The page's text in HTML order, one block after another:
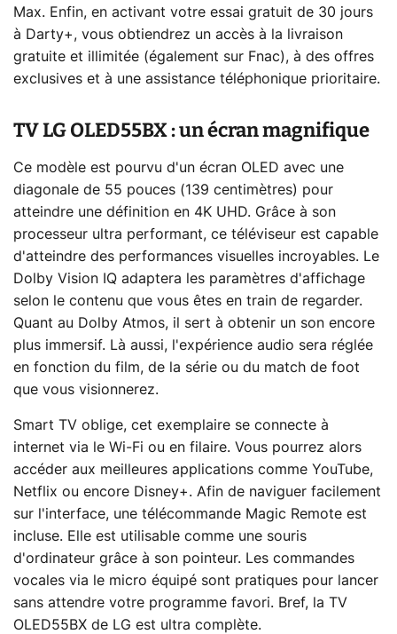
Max. Enfin, en activant votre essai gratuit de 30 jours
à Darty+, vous obtiendrez un accès à la livraison
gratuite et illimitée (également sur Fnac), à des offres
exclusives et à une assistance téléphonique prioritaire.
TV LG OLED55BX : un écran magnifique
Ce modèle est pourvu d'un écran OLED avec une
diagonale de 55 pouces (139 centimètres) pour
atteindre une définition en 4K UHD. Grâce à son
processeur ultra performant, ce téléviseur est capable
d'atteindre des performances visuelles incroyables. Le
Dolby Vision IQ adaptera les paramètres d'affichage
selon le contenu que vous êtes en train de regarder.
Quant au Dolby Atmos, il sert à obtenir un son encore
plus immersif. Là aussi, l'expérience audio sera réglée
en fonction du film, de la série ou du match de foot
que vous visionnerez.
Smart TV oblige, cet exemplaire se connecte à
internet via le Wi-Fi ou en filaire. Vous pourrez alors
accéder aux meilleures applications comme YouTube,
Netflix ou encore Disney+. Afin de naviguer facilement
sur l'interface, une télécommande Magic Remote est
incluse. Elle est utilisable comme une souris
d'ordinateur grâce à son pointeur. Les commandes
vocales via le micro équipé sont pratiques pour lancer
sans attendre votre programme favori. Bref, la TV
OLED55BX de LG est ultra complète.